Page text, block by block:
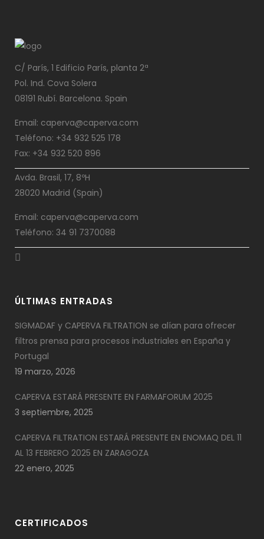
C/ París, 1 Edificio París, planta 2ª
Pol. Ind. Cova Solera
08191 Rubí. Barcelona. Spain
Email: caperva@caperva.com
Teléfono: +34 932 525 178
Fax: +34 932 520 896
Avda. Brasil, 17, 8ºH
28020 Madrid (Spain)
Email: caperva@caperva.com
Teléfono: 34 91 7370088
ÚLTIMAS ENTRADAS
SIGMADAF y CAPERVA FILTRATION se alían para ofrecer
filtros prensa para procesos industriales en España y
Portugal
19 marzo, 2026
CAPERVA ESTARÁ PRESENTE EN FARMAFORUM 2025
3 septiembre, 2025
CAPERVA FILTRATION ESTARÁ PRESENTE EN ENOMAQ DEL 11
AL 13 FEBRERO 2025 EN ZARAGOZA
22 enero, 2025
CERTIFICADOS